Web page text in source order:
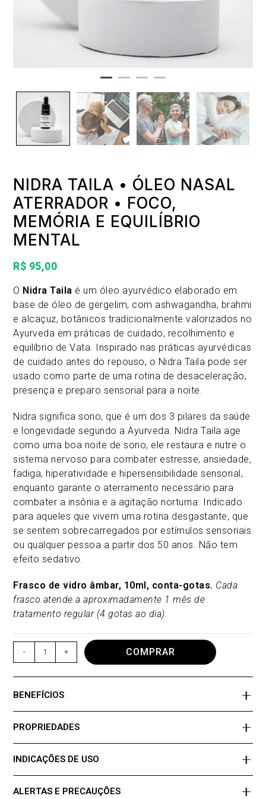
NIDRA TAILA • ÓLEO NASAL
ATERRADOR • FOCO,
MEMÓRIA E EQUILÍBRIO
MENTAL
R$ 95,00
O Nidra Taila é um óleo ayurvédico elaborado em
base de óleo de gergelim, com ashwagandha, brahmi
e alcaçuz, botânicos tradicionalmente valorizados no
Ayurveda em práticas de cuidado, recolhimento e
equilíbrio de Vata. Inspirado nas práticas ayurvédicas
de cuidado antes do repouso, o Nidra Taila pode ser
usado como parte de uma rotina de desaceleração,
presença e preparo sensorial para a noite.
Nidra significa sono, que é um dos 3 pilares da saúde
e longevidade segundo a Ayurveda. Nidra Taila age
como uma boa noite de sono, ele restaura e nutre o
sistema nervoso para combater estresse, ansiedade,
fadiga, hiperatividade e hipersensibilidade sensorial,
enquanto garante o aterramento necessário para
combater a insônia e a agitação norturna. Indicado
para aqueles que vivem uma rotina desgastante, que
se sentem sobrecarregados por estímulos sensoriais
ou qualquer pessoa a partir dos 50 anos. Não tem
efeito sedativo.
Frasco de vidro âmbar, 10ml, conta-gotas. Cada
frasco atende a aproximadamente 1 mês de
tratamento regular (4 gotas ao dia).
Nasal
Aterrador
•
Memória
e
quantidade
- + COMPRAR
BENEFÍCIOS
tranquila e acolhedora.
Ideal para massagem suave na testa, têmporas, laterais
do nariz e região da face.
do repouso.
PROPRIEDADES
SAÚDE
MENTE
E SONO,VITALIDADE E ENERGIA
INDICAÇÕES DE USO
ALERTAS E PRECAUÇÕES